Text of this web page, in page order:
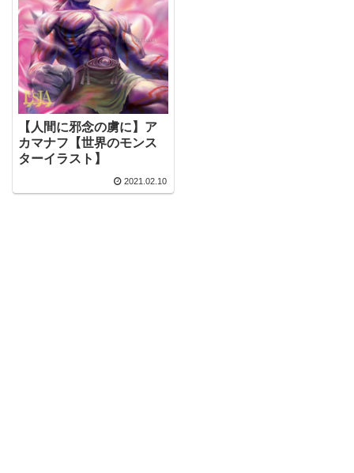
【人間に邪念の虜に】ア
カマナフ【世界のモンス
ターイラスト】
2021.02.10